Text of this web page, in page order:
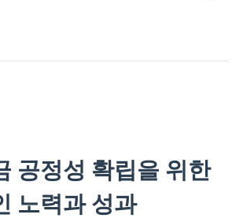
공정성 확립을 위한
노력과 성과